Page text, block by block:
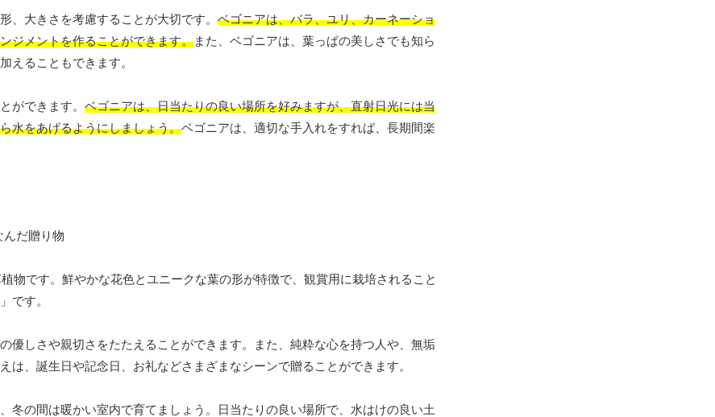
、大きさを考慮することが大切です。 ベゴニアは、バラ、ユリ、カーネーショ
ジメントを作ることができます。また、ベゴニアは、葉っぱの美しさでも知ら
えることもできます。
ができます。 ベゴニアは、日当たりの良い場所を好みますが、直射日光には当
水をあげるようにしましょう。ベゴニアは、適切な手入れをすれば、長期間楽
物です。鮮やかな花色とユニークな葉の形が特徴で、観賞用に栽培されること
です。
優しさや親切さをたたえることができます。また、純粋な心を持つ人や、無垢
、誕生日や記念日、お礼などさまざまなシーンで贈ることができます。
冬の間は暖かい室内で育てましょう。日当たりの良い場所で、水はけの良い土